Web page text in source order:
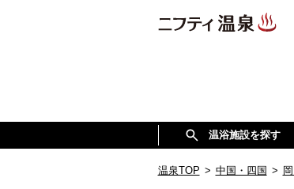
温浴施設を探す
温泉TOP > 中国・四国 >